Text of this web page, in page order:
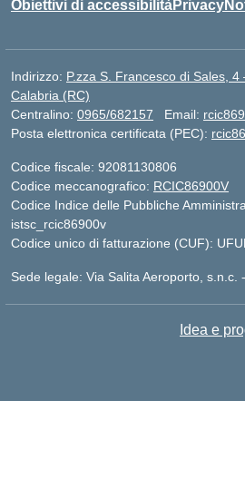
Obiettivi di accessibilitàPrivacy
Indirizzo: P.zza S. Francesco di Sales,
Calabria (RC)
Centralino: 0965/682157 Email:
Posta elettronica certificata (PEC):
Codice fiscale: 92081130806
Codice meccanografico: RCIC86900V
Codice Indice delle Pubbliche
istsc_rcic86900v
Codice unico di fatturazione (CUF):
Sede legale: Via Salita Aeroporto, s.n.c.
Idea e